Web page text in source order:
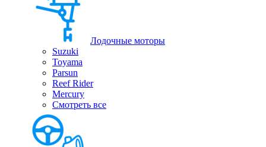
Лодочные моторы
Suzuki
Toyama
Parsun
Reef Rider
Mercury
Смотреть все